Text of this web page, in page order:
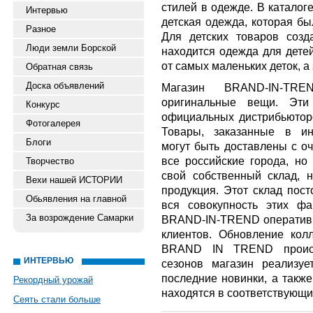
Интервью
Разное
Люди земли Борской
Обратная связь
Доска объявлений
Конкурс
Фотогалерея
Блоги
Творчество
Вехи нашей ИСТОРИИ
Обьявления на главной
За возрождение Самарки
ИНТЕРВЬЮ
Рекордный урожай
Сеять стали больше
стилей в одежде. В
детская одежда, которая
Для детских товаров
находится одежда для
от самых маленьких деток,
Магазин BRAND-IN-
оригинальные вещи.
официальных
Товары, заказанные в
могут быть доставлены с
все российские города,
свой собственный склад,
продукция. Этот склад
вся совокупность этих
BRAND-IN-TREND
клиентов. Обновление
BRAND IN TREND
сезонов магазин
последние новинки, а
находятся в